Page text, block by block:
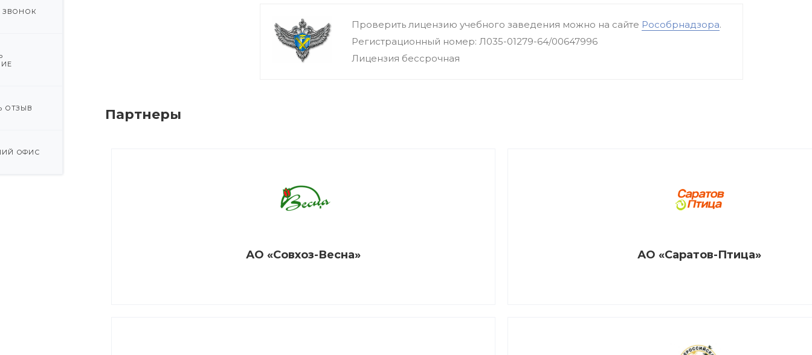
ЗВОНОК
ОТЗЫВ
ОФИС
Проверить лицензию учебного заведения можно на сайте Рособрнадзора.
Регистрационный номер: Л035-01279-64/00647996
Лицензия бессрочная
Партнеры
АО «Совхоз-Весна» АО «Саратов-Птица»